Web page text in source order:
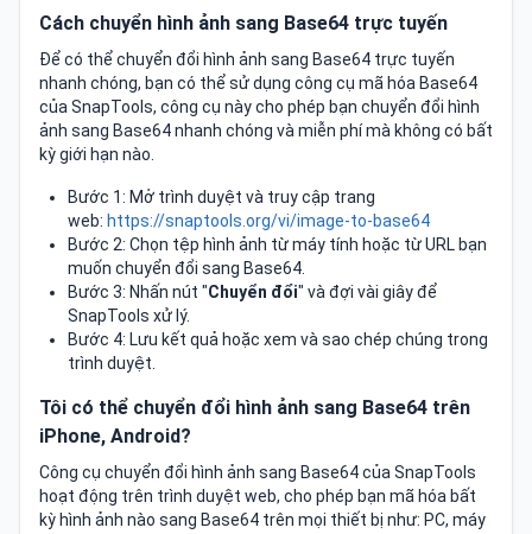
Cách chuyển hình ảnh sang Base64 trực tuyến
Để có thể chuyển đổi hình ảnh sang Base64 trực tuyến
nhanh chóng, bạn có thể sử dụng công cụ mã hóa Base64
của SnapTools, công cụ này cho phép bạn chuyển đổi hình
ảnh sang Base64 nhanh chóng và miễn phí mà không có bất
kỳ giới hạn nào.
Bước 1: Mở trình duyệt và truy cập trang
web: https://snaptools.org/vi/image-to-base64
Bước 2: Chọn tệp hình ảnh từ máy tính hoặc từ URL bạn
muốn chuyển đổi sang Base64.
Bước 3: Nhấn nút "Chuyển đổi" và đợi vài giây để
SnapTools xử lý.
Bước 4: Lưu kết quả hoặc xem và sao chép chúng trong
trình duyệt.
Tôi có thể chuyển đổi hình ảnh sang Base64 trên
iPhone, Android?
Công cụ chuyển đổi hình ảnh sang Base64 của SnapTools
hoạt động trên trình duyệt web, cho phép bạn mã hóa bất
kỳ hình ảnh nào sang Base64 trên mọi thiết bị như: PC, máy